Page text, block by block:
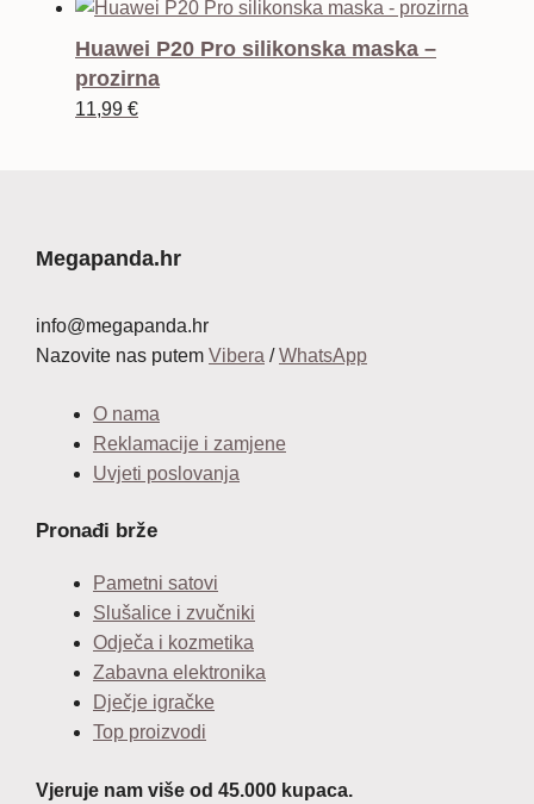
Huawei P20 Pro silikonska maska –
prozirna
11,99 €
Megapanda.hr
info@megapanda.hr
Nazovite nas putem Vibera /WhatsApp
O nama
Reklamacije i zamjene
Uvjeti poslovanja
Pronađi brže
Pametni satovi
Slušalice i zvučniki
Odječa i kozmetika
Zabavna elektronika
Dječje igračke
Top proizvodi
Vjeruje nam više od 45.000 kupaca.